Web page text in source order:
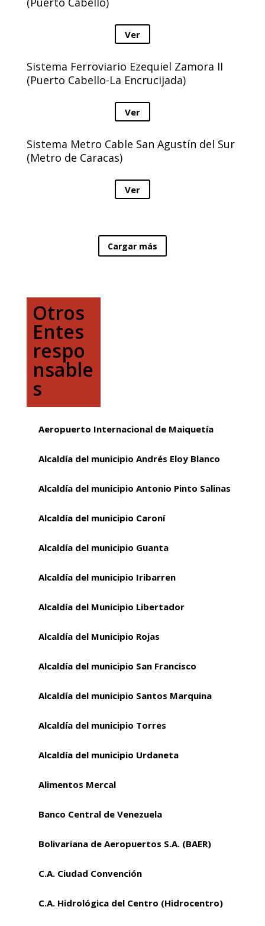
Ver
Sistema Ferroviario Ezequiel Zamora II
(Puerto Cabello-La Encrucijada)
Ver
Sistema Metro Cable San Agustín del Sur
(Metro de Caracas)
Ver
Cargar más
Otros
Entes
respo
nsable
s
Aeropuerto Internacional de Maiquetía
Alcaldía del municipio Andrés Eloy Blanco
Alcaldía del municipio Antonio Pinto Salinas
Alcaldía del municipio Caroní
Alcaldía del municipio Guanta
Alcaldía del municipio Iribarren
Alcaldía del Municipio Libertador
Alcaldía del Municipio Rojas
Alcaldía del municipio San Francisco
Alcaldía del municipio Santos Marquina
Alcaldía del municipio Torres
Alcaldía del municipio Urdaneta
Alimentos Mercal
Banco Central de Venezuela
Bolivariana de Aeropuertos S.A. (BAER)
C.A. Ciudad Convención
C.A. Hidrológica del Centro (Hidrocentro)